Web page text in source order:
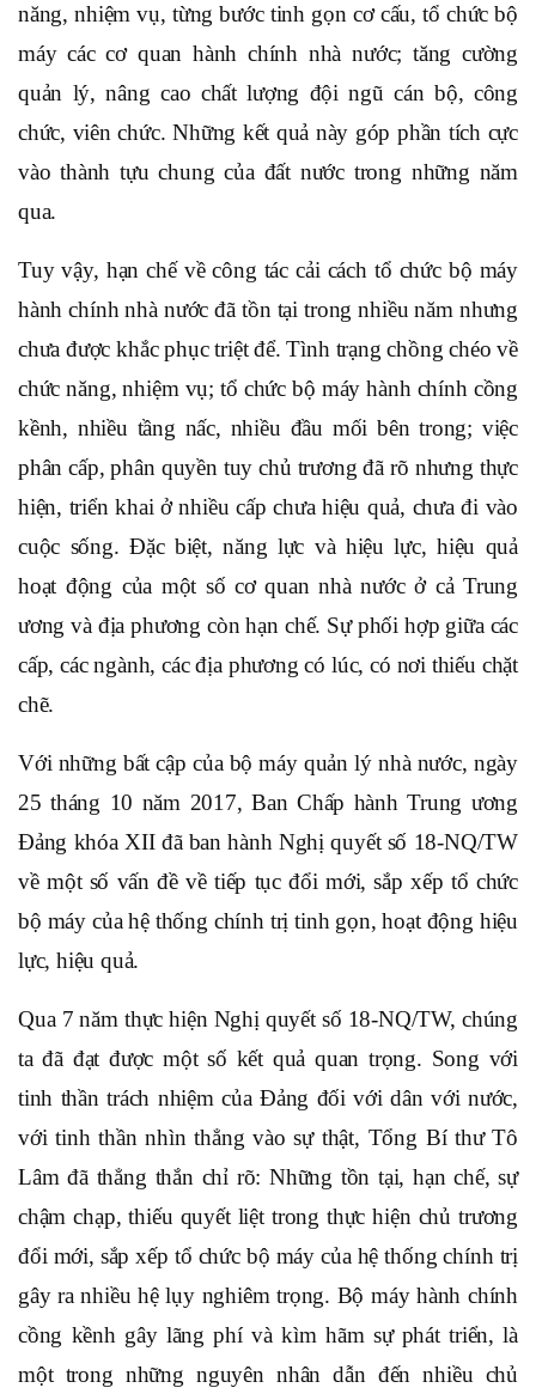
năng, nhiệm vụ, từng bước tinh gọn cơ cấu, tổ chức bộ
máy các cơ quan hành chính nhà nước; tăng cường
quản lý, nâng cao chất lượng đội ngũ cán bộ, công
chức, viên chức. Những kết quả này góp phần tích cực
vào thành tựu chung của đất nước trong những năm
qua.
Tuy vậy, hạn chế về công tác cải cách tổ chức bộ máy
hành chính nhà nước đã tồn tại trong nhiều năm nhưng
chưa được khắc phục triệt để. Tình trạng chồng chéo về
chức năng, nhiệm vụ; tổ chức bộ máy hành chính cồng
kềnh, nhiều tầng nấc, nhiều đầu mối bên trong; việc
phân cấp, phân quyền tuy chủ trương đã rõ nhưng thực
hiện, triển khai ở nhiều cấp chưa hiệu quả, chưa đi vào
cuộc sống. Đặc biệt, năng lực và hiệu lực, hiệu quả
hoạt động của một số cơ quan nhà nước ở cả Trung
ương và địa phương còn hạn chế. Sự phối hợp giữa các
cấp, các ngành, các địa phương có lúc, có nơi thiếu chặt
chẽ.
Với những bất cập của bộ máy quản lý nhà nước, ngày
25 tháng 10 năm 2017, Ban Chấp hành Trung ương
Đảng khóa XII đã ban hành Nghị quyết số 18-NQ/TW
về một số vấn đề về tiếp tục đổi mới, sắp xếp tổ chức
bộ máy của hệ thống chính trị tinh gọn, hoạt động hiệu
lực, hiệu quả.
Qua 7 năm thực hiện Nghị quyết số 18-NQ/TW, chúng
ta đã đạt được một số kết quả quan trọng. Song với
tinh thần trách nhiệm của Đảng đối với dân với nước,
với tinh thần nhìn thẳng vào sự thật, Tổng Bí thư Tô
Lâm đã thẳng thắn chỉ rõ: Những tồn tại, hạn chế, sự
chậm chạp, thiếu quyết liệt trong thực hiện chủ trương
đổi mới, sắp xếp tổ chức bộ máy của hệ thống chính trị
gây ra nhiều hệ lụy nghiêm trọng. Bộ máy hành chính
cồng kềnh gây lãng phí và kìm hãm sự phát triển, là
một trong những nguyên nhân dẫn đến nhiều chủ